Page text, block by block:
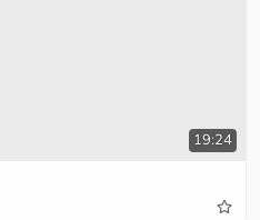
19:24